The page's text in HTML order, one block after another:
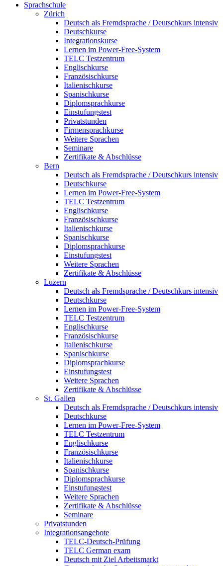
Sprachschule
Zürich
Deutsch als Fremdsprache / Deutschkurs intensiv
Deutschkurse
Integrationskurse
Lernen im Power-Free-System
TELC Testzentrum
Englischkurse
Französischkurse
Italienischkurse
Spanischkurse
Diplomsprachkurse
Einstufungstest
Privatstunden
Firmensprachkurse
Weitere Sprachen
Seminare
Zertifikate & Abschlüsse
Bern
Deutsch als Fremdsprache / Deutschkurs intensiv
Deutschkurse
Lernen im Power-Free-System
TELC Testzentrum
Englischkurse
Französischkurse
Italienischkurse
Spanischkurse
Diplomsprachkurse
Einstufungstest
Weitere Sprachen
Zertifikate & Abschlüsse
Luzern
Deutsch als Fremdsprache / Deutschkurs intensiv
Deutschkurse
Lernen im Power-Free-System
TELC Testzentrum
Englischkurse
Französischkurse
Italienischkurse
Spanischkurse
Diplomsprachkurse
Einstufungstest
Weitere Sprachen
Zertifikate & Abschlüsse
St. Gallen
Deutsch als Fremdsprache / Deutschkurs intensiv
Deutschkurse
Lernen im Power-Free-System
TELC Testzentrum
Englischkurse
Französischkurse
Italienischkurse
Spanischkurse
Diplomsprachkurse
Einstufungstest
Weitere Sprachen
Zertifikate & Abschlüsse
Seminare
Privatstunden
Integrationsangebote
TELC-Deutsch-Prüfung
TELC German exam
Deutsch mit Ziel Arbeitsmarkt